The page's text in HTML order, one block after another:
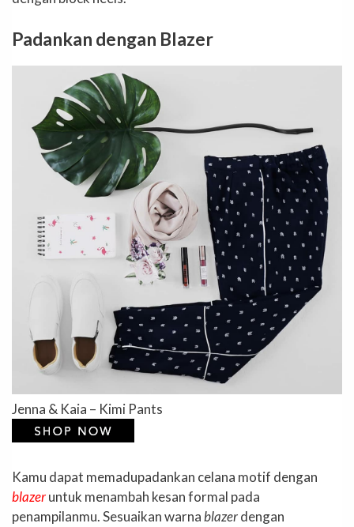
Padankan dengan Blazer
Jenna & Kaia – Kimi Pants
Kamu dapat memadupadankan celana motif dengan
blazeruntuk menambah kesan formal pada
penampilanmu. Sesuaikan warnablazerdengan